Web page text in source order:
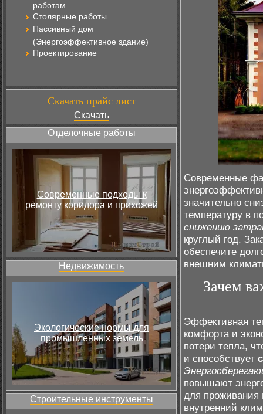
работам
Столярные работы
Пассивный дом
(Энергоэффективное здание)
Проектирование
Скачать прайс лист
Скачать
Отделочные работы
Современные подходы к
ремонту коридора и прихожей
Недвижимость
Экологические нормы для
промышленных земель
Строительные инструменты
Современные
значительно
температуру в
снижению
круглый год.
обеспечите
внешним
Зачем
Эффективная
комфорта и
потери тепла,
и способствует
повышают
для
внутренний